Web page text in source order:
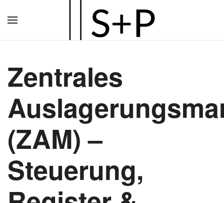
Hauptinhalt
Zentrales
(ZAM) –
Steuerung,